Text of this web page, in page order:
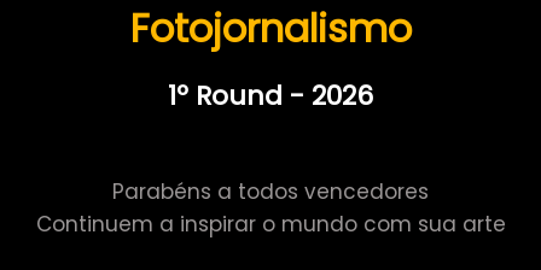
Fotojornalismo
1º Round - 2026
Parabéns a todos vencedores
Continuem a inspirar o mundo com sua arte